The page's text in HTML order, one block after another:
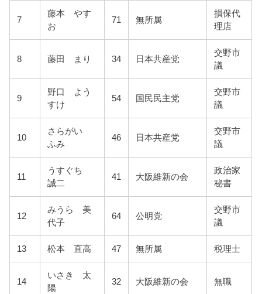
7
藤本 やす
お
71 無所属
損保代
理店
8 藤田 まり 34 日本共産党
交野市
議
9
野口 よう
すけ
54 国民民主党
交野市
議
10
さらがい
ふみ
46 日本共産党
交野市
議
11
うすぐち
誠二
41 大阪維新の会
政治家
秘書
12
みうら 美
代子
64 公明党
交野市
議
13 松本 直高 47 無所属 税理士
14
いさき 太
陽
32 大阪維新の会 無職